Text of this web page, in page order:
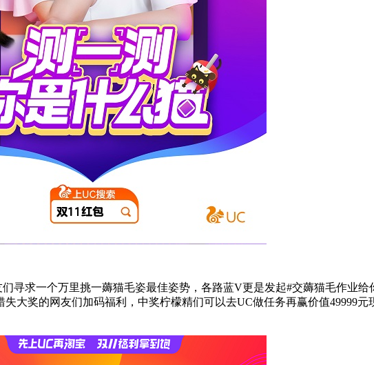
寻求一个万里挑一薅猫毛姿最佳姿势，各路蓝V更是发起#交薅猫毛作业
大奖的网友们加码福利，中奖柠檬精们可以去UC做任务再赢价值49999